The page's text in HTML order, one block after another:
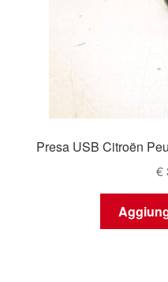
Presa USB Citroën
€